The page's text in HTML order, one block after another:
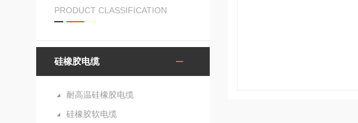
PRODUCT CLASSIFICATION
硅橡胶电缆
耐高温硅橡胶电缆
硅橡胶软电缆